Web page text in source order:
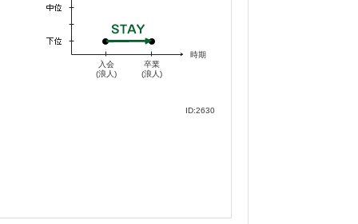
時期
入会
(浪人)
卒業
(浪人)
ID:2630